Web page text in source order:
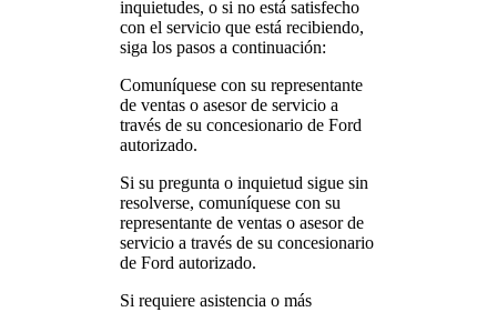
inquietudes, o si no está satisfecho
con el servicio que está recibiendo,
siga los pasos a continuación:
Comuníquese con su representante
de ventas o asesor de servicio a
través de su concesionario de Ford
autorizado.
Si su pregunta o inquietud sigue sin
resolverse, comuníquese con su
representante de ventas o asesor de
servicio a través de su concesionario
de Ford autorizado.
Si requiere asistencia o más